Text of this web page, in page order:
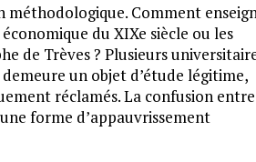
méthodologique. Comment
du XIXe siècle ou les
de Trèves ? Plusieurs
un objet d’étude légitime,
réclamés. La confusion entre
forme d’appauvrissement